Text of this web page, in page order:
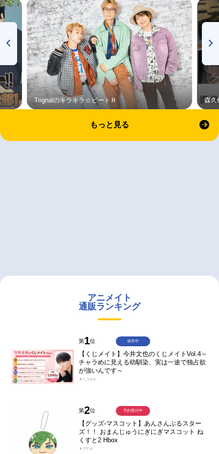
Trignalのキラキラ☆ビートＲ 森久
もっと見る
アニメイト
通販ランキング
第1位
【くじメイト】今井文也のくじメイトVol.4～
チャラめに見える幼馴染、実は一途で独占欲
が強いんです～
￥1,100
発売中
第2位
【グッズ-マスコット】あんさんぶるスター
ズ！！ おまんじゅうにぎにぎマスコット ね
くすと2 Hbox
￥770
予約受付中